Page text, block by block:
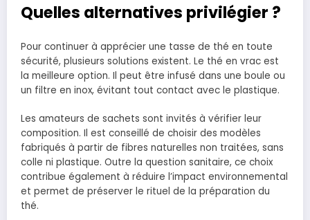
Quelles alternatives privilégier ?
Pour continuer à apprécier une tasse de thé en toute
sécurité, plusieurs solutions existent. Le thé en vrac est
la meilleure option. Il peut être infusé dans une boule ou
un filtre en inox, évitant tout contact avec le plastique.
Les amateurs de sachets sont invités à vérifier leur
composition. Il est conseillé de choisir des modèles
fabriqués à partir de fibres naturelles non traitées, sans
colle ni plastique. Outre la question sanitaire, ce choix
contribue également à réduire l’impact environnemental
et permet de préserver le rituel de la préparation du
thé.